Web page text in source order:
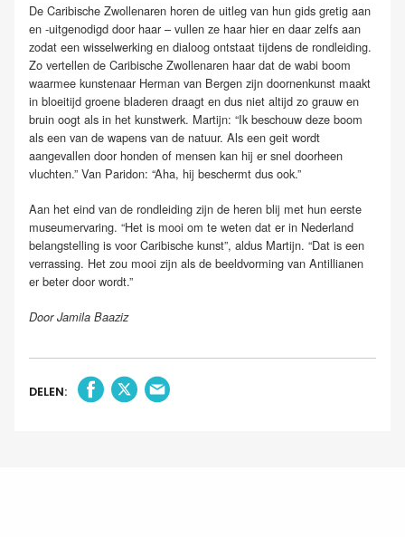
De Caribische Zwollenaren horen de uitleg van hun gids gretig aan
en -uitgenodigd door haar – vullen ze haar hier en daar zelfs aan
zodat een wisselwerking en dialoog ontstaat tijdens de rondleiding.
Zo vertellen de Caribische Zwollenaren haar dat de wabi boom
waarmee kunstenaar Herman van Bergen zijn doornenkunst maakt
in bloeitijd groene bladeren draagt en dus niet altijd zo grauw en
bruin oogt als in het kunstwerk. Martijn: “Ik beschouw deze boom
als een van de wapens van de natuur. Als een geit wordt
aangevallen door honden of mensen kan hij er snel doorheen
vluchten.” Van Paridon: “Aha, hij beschermt dus ook.”
Aan het eind van de rondleiding zijn de heren blij met hun eerste
museumervaring. “Het is mooi om te weten dat er in Nederland
belangstelling is voor Caribische kunst”, aldus Martijn. “Dat is een
verrassing. Het zou mooi zijn als de beeldvorming van Antillianen
er beter door wordt.”
Door Jamila Baaziz
DELEN: